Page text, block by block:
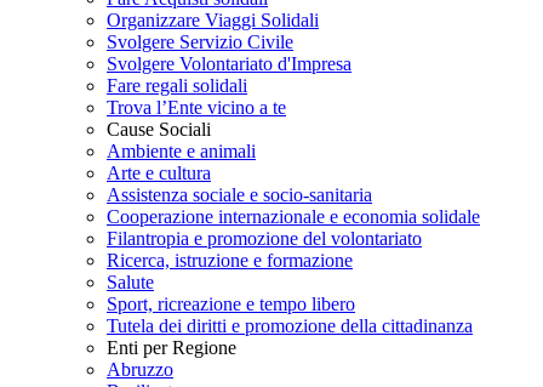
Organizzare Viaggi Solidali
Svolgere Servizio Civile
Svolgere Volontariato d'Impresa
Fare regali solidali
Trova l’Ente vicino a te
Cause Sociali
Ambiente e animali
Arte e cultura
Assistenza sociale e socio-sanitaria
Cooperazione internazionale e economia solidale
Filantropia e promozione del volontariato
Ricerca, istruzione e formazione
Salute
Sport, ricreazione e tempo libero
Tutela dei diritti e promozione della cittadinanza
Enti per Regione
Abruzzo